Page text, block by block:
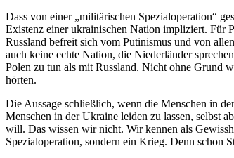
Dass von einer „militärischen Spezialoperation“
Existenz einer ukrainischen Nation impliziert. Für
Russland befreit sich vom Putinismus und von
auch keine echte Nation, die Niederländer
Polen zu tun als mit Russland. Nicht ohne Grund
hörten.
Die Aussage schließlich, wenn die Menschen in
Menschen in der Ukraine leiden zu lassen, selbst
will. Das wissen wir nicht. Wir kennen als
Spezialoperation, sondern ein Krieg. Denn schon